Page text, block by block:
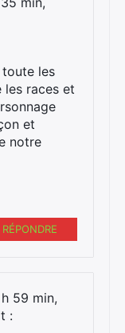
les
races et
et
notre
RÉPONDRE
59 min,
: